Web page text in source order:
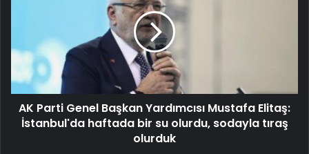
AK Parti Genel Başkan Yardımcısı Mustafa Elitaş:
İstanbul'da haftada bir su olurdu, sodayla tıraş
olurduk